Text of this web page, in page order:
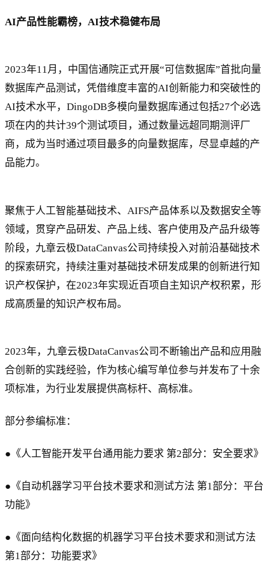
AI产品性能霸榜，AI技术稳健布局
2023年11月，中国信通院正式开展“可信数据库”首批向量
数据库产品测试，凭借维度丰富的AI创新能力和突破性的
AI技术水平，DingoDB多模向量数据库通过包括27个必选
项在内的共计39个测试项目，通过数量远超同期测评厂
商，成为当时通过项目最多的向量数据库，尽显卓越的产
品能力。
聚焦于人工智能基础技术、AIFS产品体系以及数据安全等
领域，贯穿产品研发、产品上线、客户使用及产品升级等
阶段，九章云极DataCanvas公司持续投入对前沿基础技术
的探索研究，持续注重对基础技术研发成果的创新进行知
识产权保护，在2023年实现近百项自主知识产权积累，形
成高质量的知识产权布局。
2023年，九章云极DataCanvas公司不断输出产品和应用融
合创新的实践经验，作为核心编写单位参与并发布了十余
项标准，为行业发展提供高标杆、高标准。
部分参编标准：
●《人工智能开发平台通用能力要求 第2部分：安全要求》
●《自动机器学习平台技术要求和测试方法 第1部分：平台
功能》
●《面向结构化数据的机器学习平台技术要求和测试方法
第1部分：功能要求》